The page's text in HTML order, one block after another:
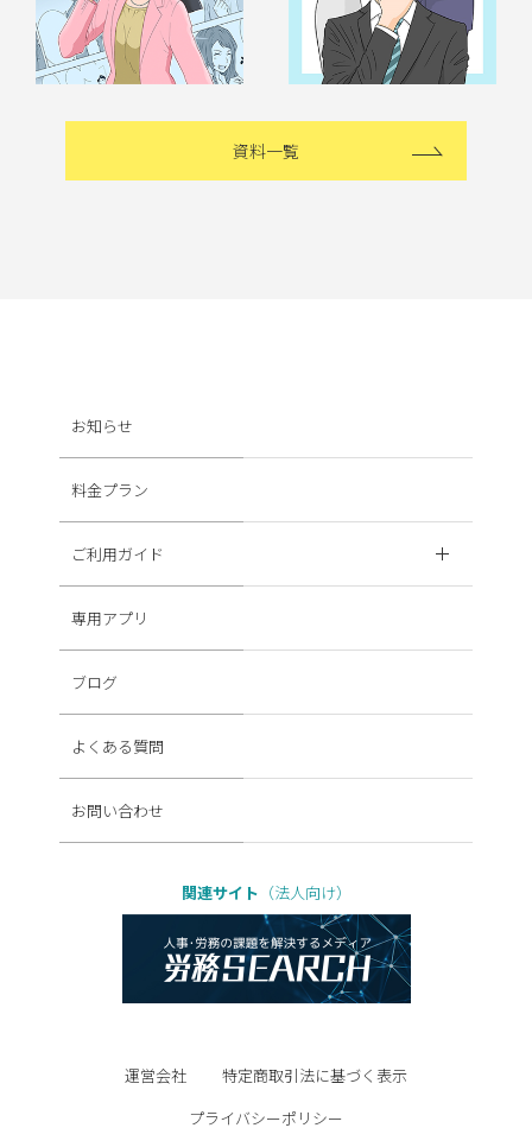
資料一覧
お知らせ
料金プラン
ご利用ガイド
専用アプリ
ブログ
よくある質問
お問い合わせ
関連サイト （法人向け）
運営会社
特定商取引法に基づく表示
プライバシーポリシー